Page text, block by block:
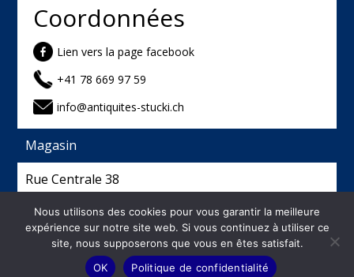
Coordonnées
Lien vers la page facebook
+41 78 669 97 59
info@antiquites-stucki.ch
Magasin
Rue Centrale 38
2740 Moutier
Antiquités Stucki - Créé et hébergé par
Nous utilisons des cookies pour vous garantir la meilleure
expérience sur notre site web. Si vous continuez à utiliser ce
site, nous supposerons que vous en êtes satisfait.
OK
Politique de confidentialité